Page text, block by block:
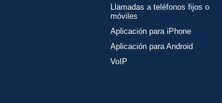
Llamadas a teléfonos fijos o
móviles
Aplicación para iPhone
Aplicación para Android
VoIP